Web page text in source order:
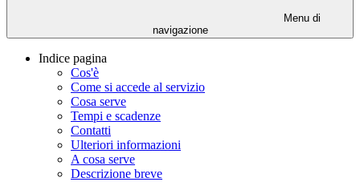
Menu di
navigazione
Indice pagina
Cos'è
Come si accede al servizio
Cosa serve
Tempi e scadenze
Contatti
Ulteriori informazioni
A cosa serve
Descrizione breve